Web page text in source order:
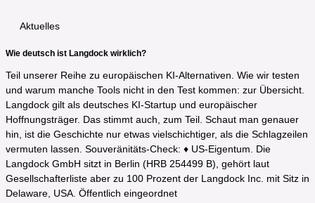
Aktuelles
Wie deutsch ist Langdock wirklich?
Teil unserer Reihe zu europäischen KI-Alternativen. Wie wir testen
und warum manche Tools nicht in den Test kommen: zur Übersicht.
Langdock gilt als deutsches KI-Startup und europäischer
Hoffnungsträger. Das stimmt auch, zum Teil. Schaut man genauer
hin, ist die Geschichte nur etwas vielschichtiger, als die Schlagzeilen
vermuten lassen. Souveränitäts-Check: ♦ US-Eigentum. Die
Langdock GmbH sitzt in Berlin (HRB 254499 B), gehört laut
Gesellschafterliste aber zu 100 Prozent der Langdock Inc. mit Sitz in
Delaware, USA. Öffentlich eingeordnet